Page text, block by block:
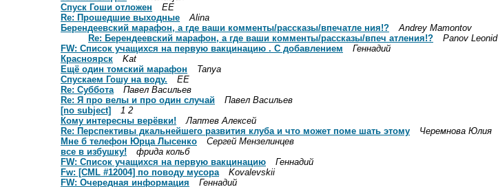
Спуск Гоши отложен
ЕE
Re: Прошедшие выходные
Alina
Берендеевский марафон, а где ваши комменты/рассказы/впечатле ния!?
Andrey Mamontov
Re: Берендеевский марафон, а где ваши комменты/рассказы/впеч атления!?
Panov Leonid
FW: Cписок учащихся на первую вакцинацию . С добавлением
Геннадий
Красноярск
Kat
Ещё один томский марафон
Tanya
Спускаем Гошу на воду.
ЕE
Re: Суббота
Павел Васильев
Re: Я про велы и про один случай
Павел Васильев
[no subject]
1 2
Кому интересны верёвки!
Лаптев Алексей
Re: Перспективы дкальнейшего развития клуба и что может поме шать этому
Черемнова Юлия
Мне б телефон Юрца Лысенко
Сергей Мензелинцев
все в избушку!
фрида кольб
FW: Cписок учащихся на первую вакцинацию
Геннадий
Fw: [CML #12004] по поводу мусора
Kovalevskii
FW: Очередная информация
Геннадий